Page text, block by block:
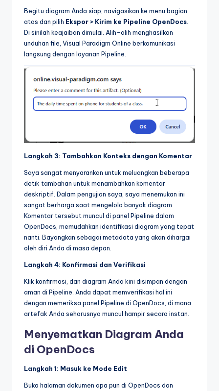
Begitu diagram Anda siap, navigasikan ke menu bagian
atas dan pilih Ekspor > Kirim ke Pipeline OpenDocs
Di sinilah keajaiban dimulai. Alih-alih menghasilkan
unduhan file, Visual Paradigm Online berkomunikasi
langsung dengan layanan Pipeline.
Langkah 3: Tambahkan Konteks dengan Komentar
Saya sangat menyarankan untuk meluangkan beberapa
detik tambahan untuk menambahkan komentar
deskriptif. Dalam pengujian saya, saya menemukan ini
sangat berharga saat mengelola banyak diagram.
Komentar tersebut muncul di panel Pipeline dalam
OpenDocs, memudahkan identifikasi diagram yang tepat
nanti. Bayangkan sebagai metadata yang akan dihargai
oleh diri Anda di masa depan.
Langkah 4: Konfirmasi dan Verifikasi
Klik konfirmasi, dan diagram Anda kini disimpan dengan
aman di Pipeline. Anda dapat memverifikasi hal ini
dengan memeriksa panel Pipeline di OpenDocs, di mana
artefak Anda seharusnya muncul hampir secara instan.
Menyematkan Diagram Anda
di OpenDocs
Langkah 1: Masuk ke Mode Edit
Buka halaman dokumen apa pun di OpenDocs dan